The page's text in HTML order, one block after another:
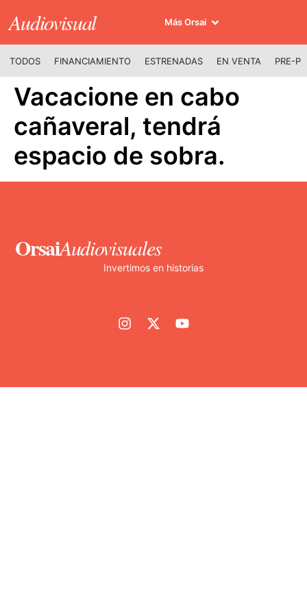
Audiovisual Más Orsai
TODOS FINANCIAMIENTO ESTRENADAS EN VENTA PRE-
Vacacione en cabo
cañaveral, tendrá
espacio de sobra.
OrsaiAudiovisuales
Invertimos en historias